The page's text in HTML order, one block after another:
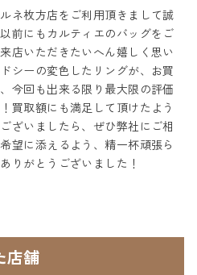
ネ枚方店をご利用頂きまして誠
前にもカルティエのバッグをご
店いただきたいへん嬉しく思い
シーの変色したリングが、お買
今回も出来る限り最大限の評価
買取額にも満足して頂けたよう
ざいましたら、ぜひ弊社にご相
望に添えるよう、精一杯頑張ら
りがとうございました！
店舗